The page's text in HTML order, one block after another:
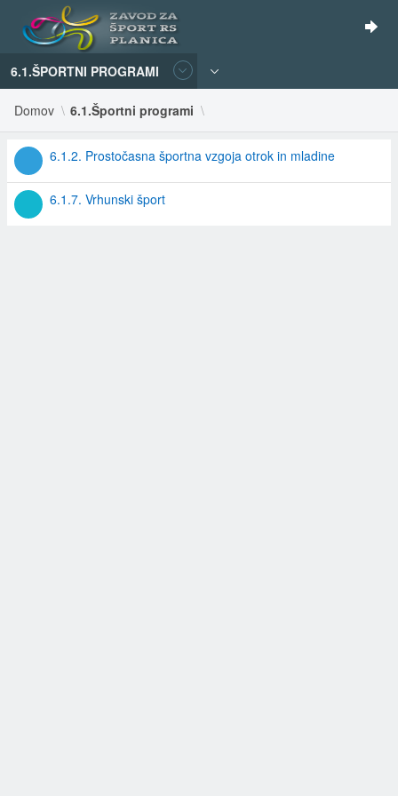
6.1.ŠPORTNI PROGRAMI
Domov 6.1.Športni programi
6.1.2. Prostočasna športna vzgoja otrok in mladine
6.1.7. Vrhunski šport